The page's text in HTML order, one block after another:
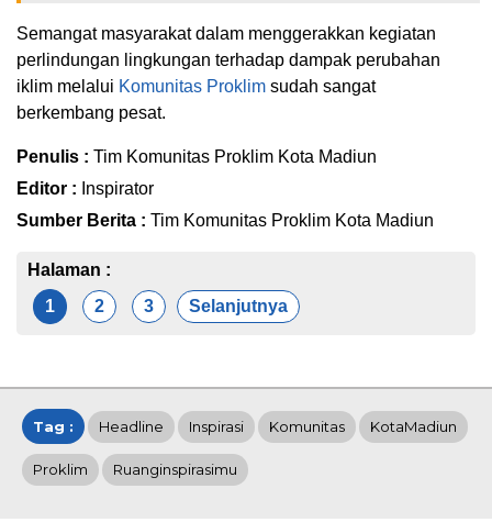
Semangat masyarakat dalam menggerakkan kegiatan
perlindungan lingkungan terhadap dampak perubahan
iklim melalui Komunitas Proklim sudah sangat
berkembang pesat.
Penulis : Tim Komunitas Proklim Kota Madiun
Editor : Inspirator
Sumber Berita : Tim Komunitas Proklim Kota Madiun
Halaman :
1
2 3 Selanjutnya
Tag : Headline Inspirasi Komunitas KotaMadiun
Proklim Ruanginspirasimu